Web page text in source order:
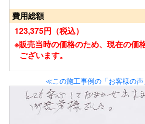
費用総額
123,375円（税込）
※販売当時の価格のため、現在の価
ございます。
≪この施工事例の「お客様の